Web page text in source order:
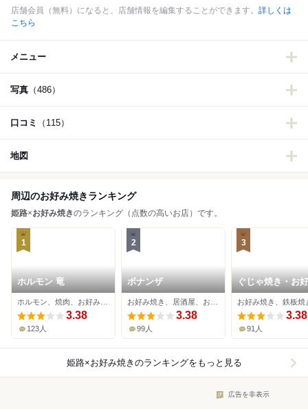
店舗会員（無料）になると、店舗情報を編集することができます。 詳しくは
こちら
メニュー
写真 （486）
口コミ （115）
地図
周辺のお好み焼きランキング
姫路×お好み焼きのランキング（点数の高いお店）です。
1
ホルモン 竜
3.38
123人
2
ボナンザ
3.38
99人
3
ぐじゃ焼き・お
森下
お好み焼き、鉄板焼
3.38
91人
姫路×お好み焼き のランキングをもっと見る
広告を非表示